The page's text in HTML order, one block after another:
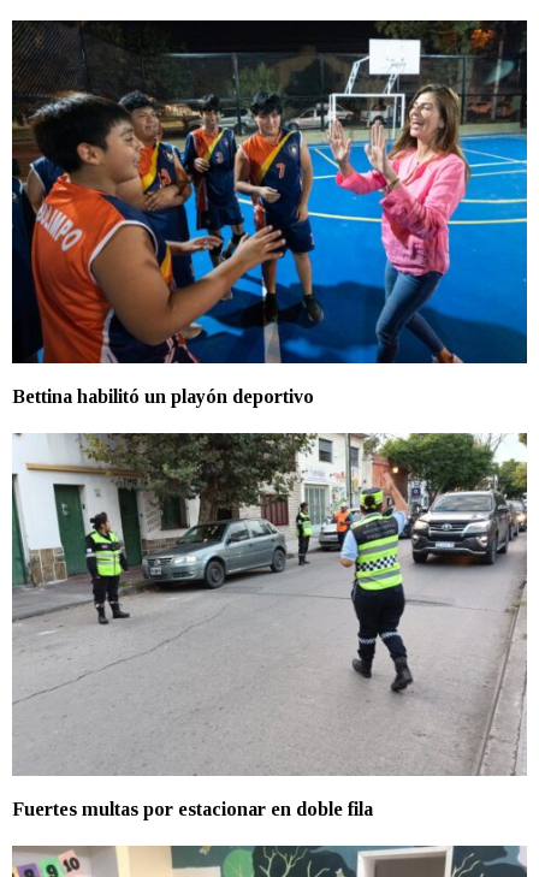
Bettina habilitó un playón deportivo
Fuertes multas por estacionar en doble fila